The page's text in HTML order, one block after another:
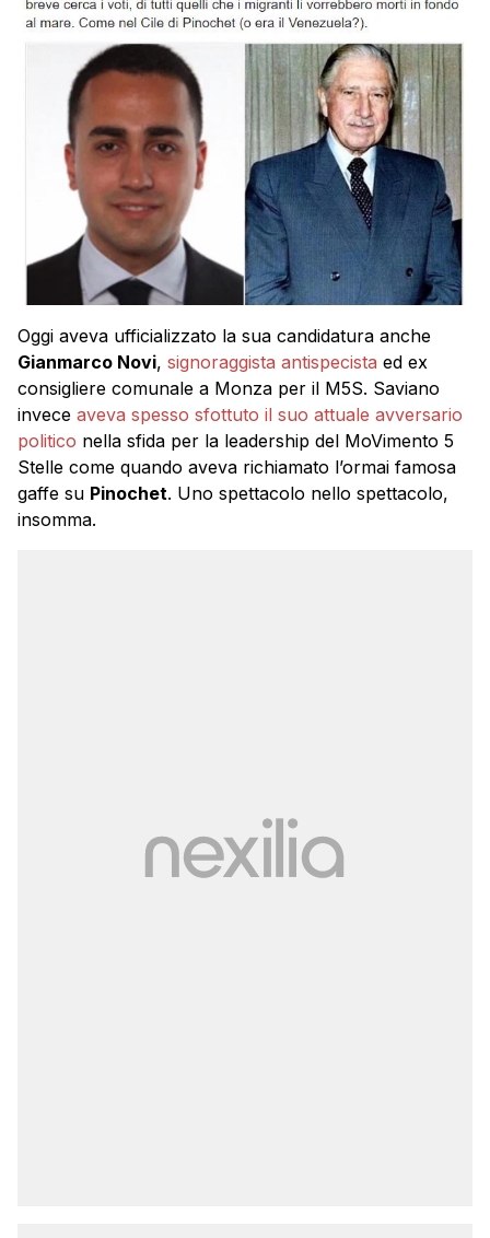
Oggi aveva ufficializzato la sua candidatura anche
Gianmarco Novi, signoraggista antispecista ed ex
consigliere comunale a Monza per il M5S. Saviano
invece aveva spesso sfottuto il suo attuale avversario
politico nella sfida per la leadership del MoVimento 5
Stelle come quando aveva richiamato l’ormai famosa
gaffe su Pinochet. Uno spettacolo nello spettacolo,
insomma.